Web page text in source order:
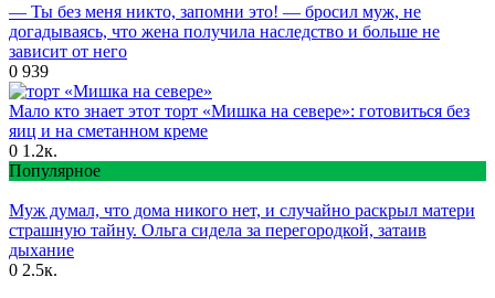
— Ты без меня никто, запомни это! — бросил муж, не
догадываясь, что жена получила наследство и больше не
зависит от него
0 939
Мало кто знает этот торт «Мишка на севере»: готовиться без
яиц и на сметанном креме
0 1.2к.
Популярное
Муж думал, что дома никого нет, и случайно раскрыл матери
страшную тайну. Ольга сидела за перегородкой, затаив
дыхание
0 2.5к.